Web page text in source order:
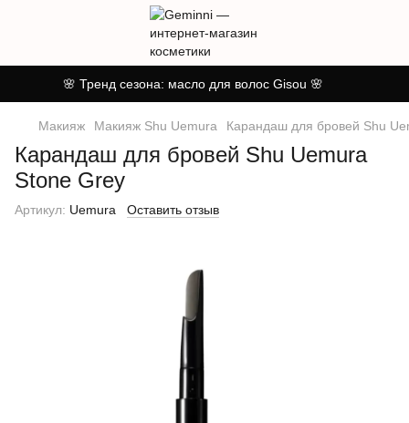
🌸 Тренд сезона: масло для волос Gisou 🌸
Макияж Макияж Shu Uemura Карандаш для бровей Shu
Карандаш для бровей Shu Uemura
Stone Grey
Артикул: Uemura Оставить отзыв